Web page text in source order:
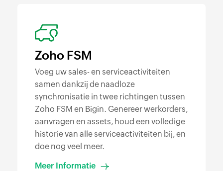
Zoho FSM
Voeg uw sales- en serviceactiviteiten
samen dankzij de naadloze
synchronisatie in twee richtingen tussen
Zoho FSM en Bigin. Genereer werkorders,
aanvragen en assets, houd een volledige
historie van alle serviceactiviteiten bij, en
doe nog veel meer.
Meer Informatie